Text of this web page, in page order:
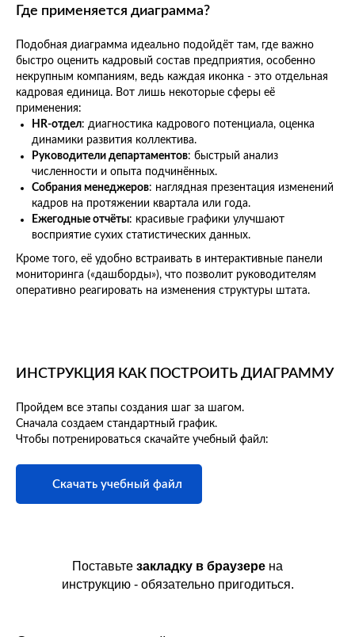
Где применяется диаграмма?
Подобная диаграмма идеально подойдёт там, где важно
быстро оценить кадровый состав предприятия, особенно
некрупным компаниям, ведь каждая иконка - это отдельная
кадровая единица. Вот лишь некоторые сферы её
применения:
HR-отдел: диагностика кадрового потенциала, оценка
динамики развития коллектива.
Руководители департаментов: быстрый анализ
численности и опыта подчинённых.
Собрания менеджеров: наглядная презентация изменений
кадров на протяжении квартала или года.
Ежегодные отчёты: красивые графики улучшают
восприятие сухих статистических данных.
Кроме того, её удобно встраивать в интерактивные панели
мониторинга («дашборды»), что позволит руководителям
оперативно реагировать на изменения структуры штата.
ИНСТРУКЦИЯ КАК ПОСТРОИТЬ ДИАГРАММУ
Пройдем все этапы создания шаг за шагом.
Сначала создаем стандартный график.
Чтобы потренироваться скачайте учебный файл:
Скачать учебный файл
Поставьте закладку в браузере на
инструкцию - обязательно пригодиться.